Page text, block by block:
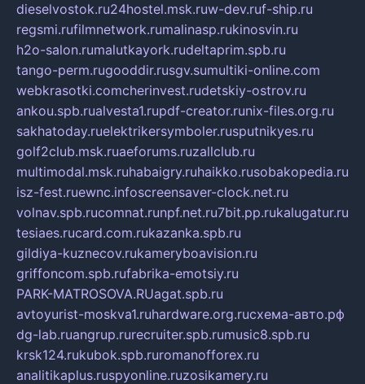
dieselvostok.ru24hostel.msk.ruw-dev.ruf-ship.ru
regsmi.rufilmnetwork.rumalinasp.rukinosvin.ru
h2o-salon.rumalutkayork.rudeltaprim.spb.ru
tango-perm.rugooddir.rusgv.sumultiki-online.com
webkrasotki.comcherinvest.rudetskiy-ostrov.ru
ankou.spb.rualvesta1.rupdf-creator.runix-files.org.ru
sakhatoday.ruelektrikersymboler.rusputnikyes.ru
golf2club.msk.ruaeforums.ruzallclub.ru
multimodal.msk.ruhabaigry.ruhaikko.rusobakopedia.ru
isz-fest.ruewnc.infoscreensaver-clock.net.ru
volnav.spb.rucomnat.runpf.net.ru7bit.pp.rukalugatur.ru
tesiaes.rucard.com.rukazanka.spb.ru
gildiya-kuznecov.rukameryboavision.ru
griffoncom.spb.rufabrika-emotsiy.ru
PARK-MATROSOVA.RUagat.spb.ru
avtoyurist-moskva1.ruhardware.org.ruсхема-авто.рф
dg-lab.ruangrup.rurecruiter.spb.rumusic8.spb.ru
krsk124.rukubok.spb.ruromanofforex.ru
analitikaplus.ruspyonline.ruzosikamery.ru